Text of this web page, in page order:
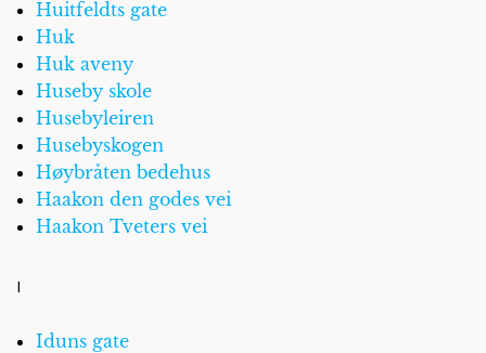
Huitfeldts gate
Huk
Huk aveny
Huseby skole
Husebyleiren
Husebyskogen
Høybråten bedehus
Haakon den godes vei
Haakon Tveters vei
I
Iduns gate